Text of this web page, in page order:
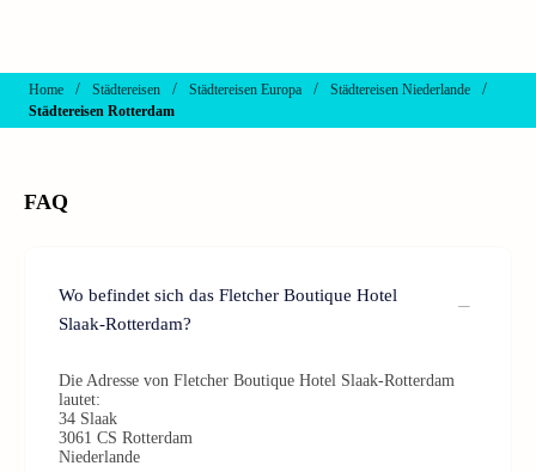
Home / Städtereisen / Städtereisen Europa / Städtereisen Niederlande /
Städtereisen Rotterdam
FAQ
Wo befindet sich das Fletcher Boutique Hotel
Slaak-Rotterdam?
Die Adresse von Fletcher Boutique Hotel Slaak-Rotterdam
lautet:
34 Slaak
3061 CS Rotterdam
Niederlande